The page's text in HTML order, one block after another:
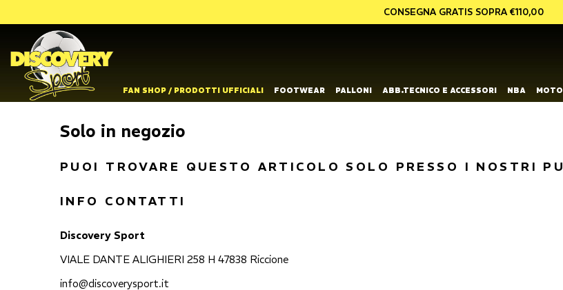
CONSEGNA GRATIS SOPRA €110,00
FOOTWEAR PALLONI ABB.TECNICO E ACCESSORI NBA
FAN SHOP / PRODOTTI UFFICIALI
Solo in negozio
PUOI TROVARE QUESTO ARTICOLO SOLO PRESSO I NOSTRI
INFO CONTATTI
Discovery Sport
VIALE DANTE ALIGHIERI 258 H 47838 Riccione
info@discoverysport.it